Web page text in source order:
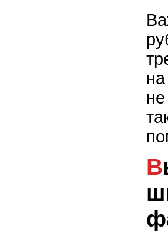
Выбор рубашки для